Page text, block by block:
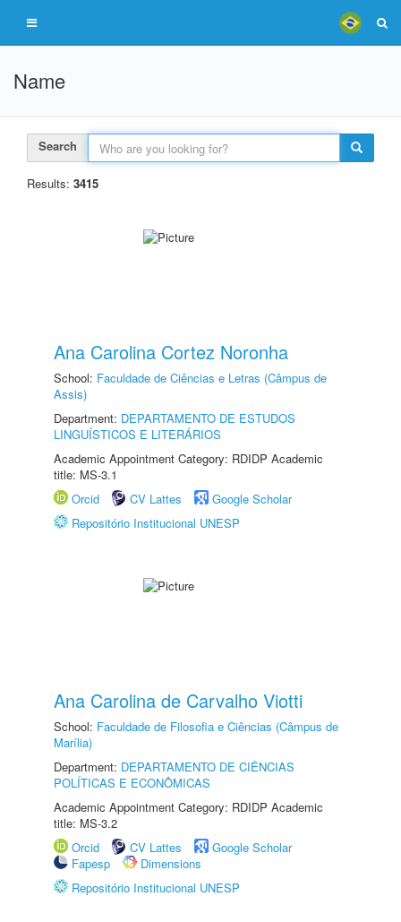
Name
Search
Results: 3415
Ana Carolina Cortez Noronha
School: Faculdade de Ciências e Letras (Câmpus de
Assis)
Department: DEPARTAMENTO DE ESTUDOS
LINGUÍSTICOS E LITERÁRIOS
Academic Appointment Category: RDIDP Academic
title: MS-3.1
Orcid
CV Lattes
Google Scholar
Repositório Institucional UNESP
Ana Carolina de Carvalho Viotti
School: Faculdade de Filosofia e Ciências (Câmpus de
Marília)
Department: DEPARTAMENTO DE CIÊNCIAS
POLÍTICAS E ECONÔMICAS
Academic Appointment Category: RDIDP Academic
title: MS-3.2
Orcid
CV Lattes
Google Scholar
Fapesp
Dimensions
Repositório Institucional UNESP